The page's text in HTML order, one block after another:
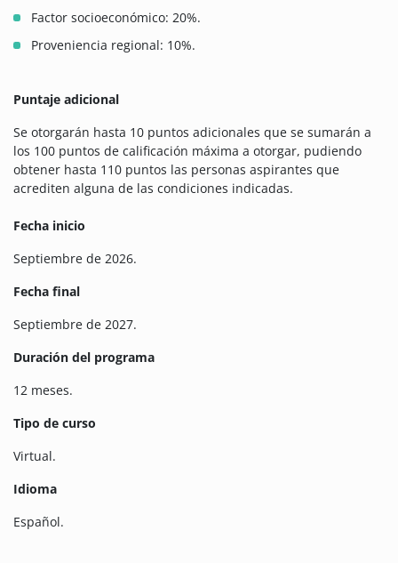
Factor socioeconómico: 20%.
Proveniencia regional: 10%.
Puntaje adicional
Se otorgarán hasta 10 puntos adicionales que se sumarán a
los 100 puntos de calificación máxima a otorgar, pudiendo
obtener hasta 110 puntos las personas aspirantes que
acrediten alguna de las condiciones indicadas.
Fecha inicio
Septiembre de 2026.
Fecha final
Septiembre de 2027.
Duración del programa
12 meses.
Tipo de curso
Virtual.
Idioma
Español.